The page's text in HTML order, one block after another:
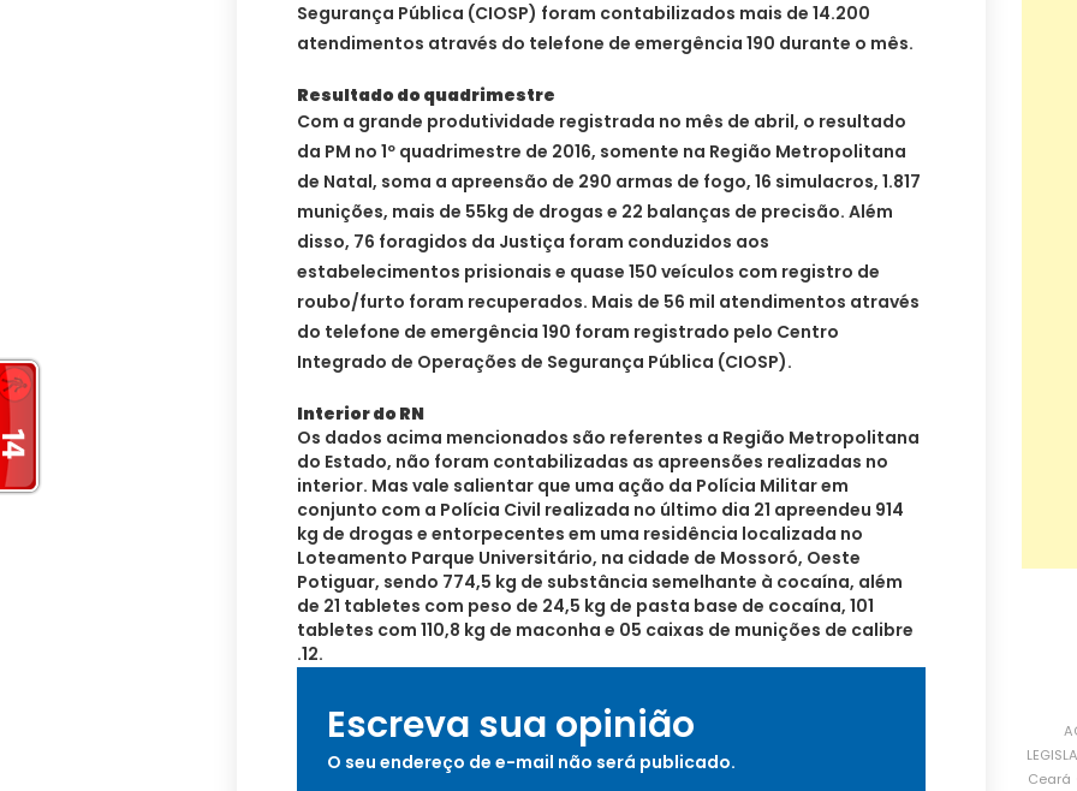
Segurança Pública (CIOSP) foram contabilizados mais de 14.200
atendimentos através do telefone de emergência 190 durante o mês.
Resultado do quadrimestre
Com a grande produtividade registrada no mês de abril, o resultado
da PM no 1º quadrimestre de 2016, somente na Região Metropolitana
de Natal, soma a apreensão de 290 armas de fogo, 16 simulacros, 1.817
munições, mais de 55kg de drogas e 22 balanças de precisão. Além
disso, 76 foragidos da Justiça foram conduzidos aos
estabelecimentos prisionais e quase 150 veículos com registro de
roubo/furto foram recuperados. Mais de 56 mil atendimentos através
do telefone de emergência 190 foram registrado pelo Centro
Integrado de Operações de Segurança Pública (CIOSP).
Interior do RN
Os dados acima mencionados são referentes a Região Metropolitana
do Estado, não foram contabilizadas as apreensões realizadas no
interior. Mas vale salientar que uma ação da Polícia Militar em
conjunto com a Polícia Civil realizada no último dia 21 apreendeu 914
kg de drogas e entorpecentes em uma residência localizada no
Loteamento Parque Universitário, na cidade de Mossoró, Oeste
Potiguar, sendo 774,5 kg de substância semelhante à cocaína, além
de 21 tabletes com peso de 24,5 kg de pasta base de cocaína, 101
tabletes com 110,8 kg de maconha e 05 caixas de munições de calibre
.12.
Escreva sua opinião
O seu endereço de e-mail não será publicado.
Ceará